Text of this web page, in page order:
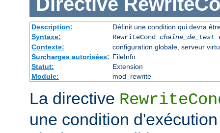
Description:
Définit une condition qui devra
Syntaxe:
RewriteCond chaîne_de_test
Contexte:
configuration globale, serveur
Surcharges autorisées: FileInfo
Statut:
Extension
Module:
mod_rewrite
La directive
une condition